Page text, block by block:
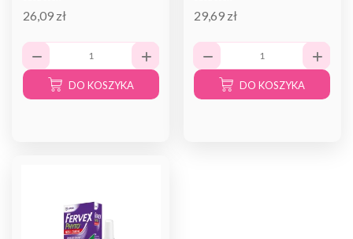
26,09 zł
DO KOSZYKA
29,69 zł
DO KOSZYKA